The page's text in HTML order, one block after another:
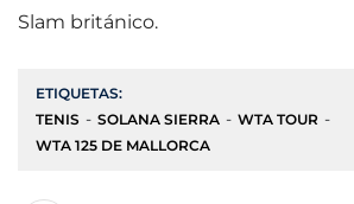
Slam británico.
ETIQUETAS:
TENIS
SOLANA SIERRA
WTA TOUR
WTA 125 DE MALLORCA